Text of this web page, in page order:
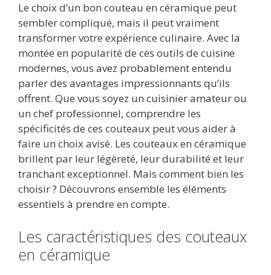
Le choix d’un bon couteau en céramique peut
sembler compliqué, mais il peut vraiment
transformer votre expérience culinaire. Avec la
montée en popularité de ces outils de cuisine
modernes, vous avez probablement entendu
parler des avantages impressionnants qu’ils
offrent. Que vous soyez un cuisinier amateur ou
un chef professionnel, comprendre les
spécificités de ces couteaux peut vous aider à
faire un choix avisé. Les couteaux en céramique
brillent par leur légèreté, leur durabilité et leur
tranchant exceptionnel. Mais comment bien les
choisir ? Découvrons ensemble les éléments
essentiels à prendre en compte.
Les caractéristiques des couteaux
en céramique